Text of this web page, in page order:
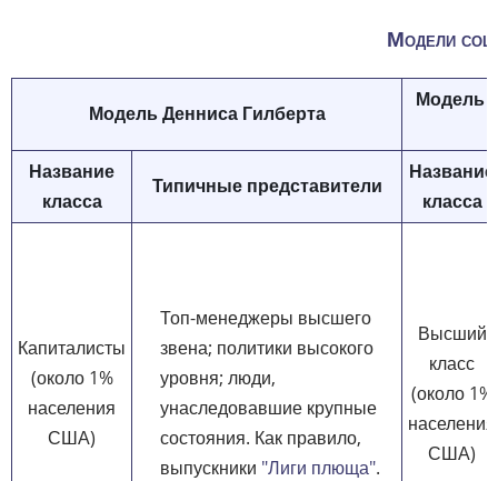
Модели
Модель Денниса Гилберта
Модель
Название
класса
Типичные представители
Название
класса
Капиталисты
(около 1%
населения
США)
Топ-менеджеры высшего
звена; политики высокого
уровня; люди,
унаследовавшие крупные
состояния. Как правило,
выпускники "Лиги плюща".
Высший
класс
(около 1%
населения
США)